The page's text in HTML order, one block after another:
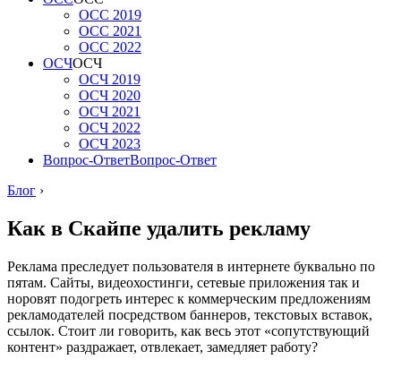
ОСС 2019
ОСС 2021
ОСС 2022
ОСЧОСЧ
ОСЧ 2019
ОСЧ 2020
ОСЧ 2021
ОСЧ 2022
ОСЧ 2023
Вопрос-ОтветВопрос-Ответ
Блог ›
Как в Скайпе удалить рекламу
Реклама преследует пользователя в интернете буквально по
пятам. Сайты, видеохостинги, сетевые приложения так и
норовят подогреть интерес к коммерческим предложениям
рекламодателей посредством баннеров, текстовых вставок,
ссылок. Стоит ли говорить, как весь этот «сопутствующий
контент» раздражает, отвлекает, замедляет работу?